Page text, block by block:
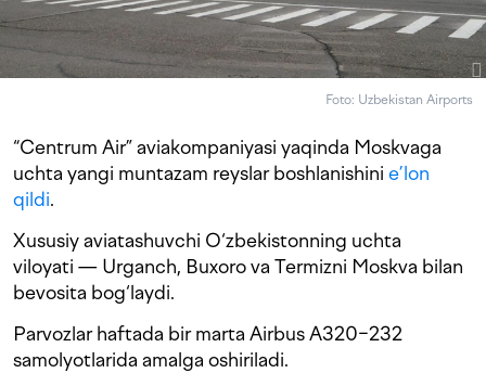
Foto: Uzbekistan Airports
“Centrum Air” aviakompaniyasi yaqinda Moskvaga
uchta yangi muntazam reyslar boshlanishini e’lon
qildi.
Xususiy aviatashuvchi O‘zbekistonning uchta
viloyati — Urganch, Buxoro va Termizni Moskva bilan
bevosita bog‘laydi.
Parvozlar haftada bir marta Airbus A320−232
samolyotlarida amalga oshiriladi.